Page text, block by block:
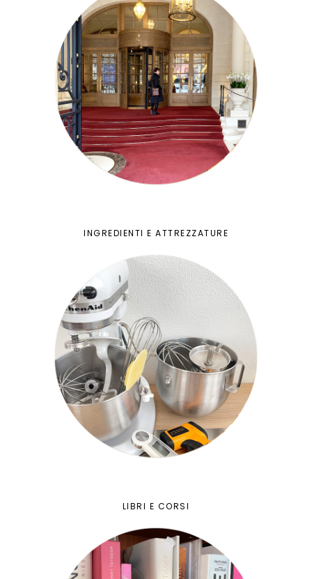
INGREDIENTI E ATTREZZATURE
LIBRI E CORSI